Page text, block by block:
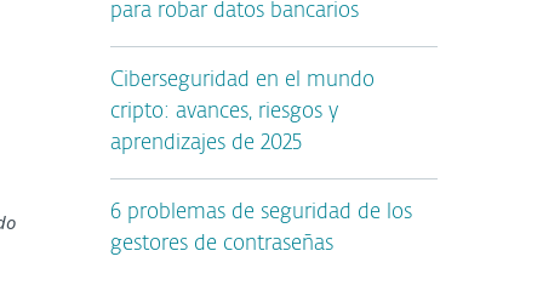
para robar datos bancarios
Ciberseguridad en el mundo
cripto: avances, riesgos y
aprendizajes de 2025
6 problemas de seguridad de los
gestores de contraseñas